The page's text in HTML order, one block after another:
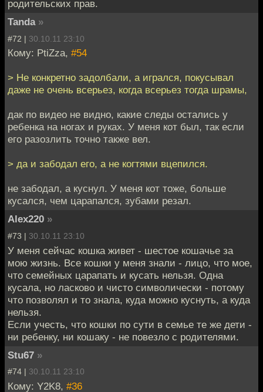
родительских прав.
Tanda »
#72 | 30.10.11 23:10
Кому: PtiZza, #54
> Не конкретно задолбали, а игрался, покусывал
даже не очень всерьез, когда всерьез тогда шрамы,
дак по видео не видно, какие следы остались у
ребенка на ногах и руках. У меня кот был, так если
его разозлить точно также вел.
> да и забодал его, а не когтями вцепился.
не забодал, а куснул. У меня кот тоже, больше
кусался, чем царапался, зубами резал.
Alex220 »
#73 | 30.10.11 23:10
У меня сейчас кошка живет - шестое кошачье за
мою жизнь. Все кошки у меня знали - лицо, что мое,
что семейных царапать и кусать нельзя. Одна
кусала, но ласково и чисто символически - потому
что позволял и то знала, куда можно куснуть, а куда
нельзя.
Если учесть, что кошки по сути в семье те же дети -
ни ребенку, ни кошаку - не повезло с родителями.
Stu67 »
#74 | 30.10.11 23:10
Кому: Y2K8, #36